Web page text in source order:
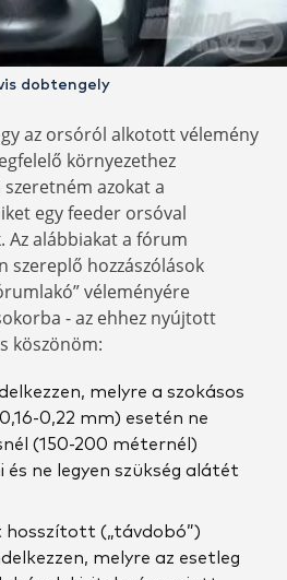
dobtengely
az orsóról alkotott vélemény
környezethez
azokat a
egy feeder orsóval
Az alábbiakat a fórum
szereplő hozzászólások
véleményére
- az ehhez nyújtott
köszönöm:
melyre a szokásos
0,22 mm) esetén ne
(150-200 méternél)
ne legyen szükség alátét
hosszított („távdobó”)
melyre az esetleg